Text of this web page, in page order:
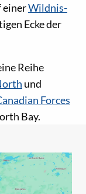
einerWildnis-
Ecke der
Reihe
und
Forces
Bay.